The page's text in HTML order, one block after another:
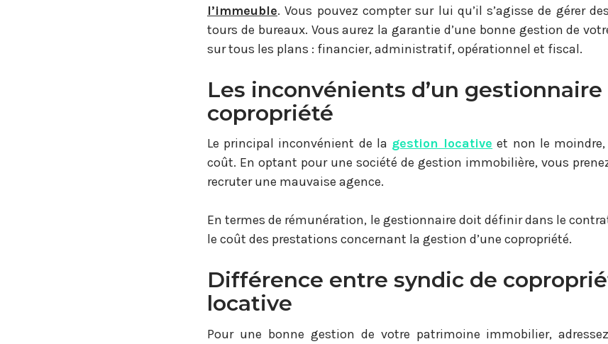
l’immeuble. Vous pouvez compter sur lui qu’il s’agisse de gérer
tours de bureaux. Vous aurez la garantie d’une bonne gestion de
sur tous les plans : financier, administratif, opérationnel et fiscal.
Les inconvénients d’un gestionnaire
copropriété
Le principal inconvénient de la gestion locative et non le
coût. En optant pour une société de gestion immobilière, vous
recruter une mauvaise agence.
En termes de rémunération, le gestionnaire doit définir dans le
le coût des prestations concernant la gestion d’une copropriété.
Différence entre syndic de
locative
Pour une bonne gestion de votre patrimoine immobilier,